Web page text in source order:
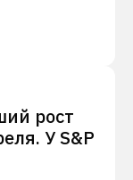
рост
У S&P